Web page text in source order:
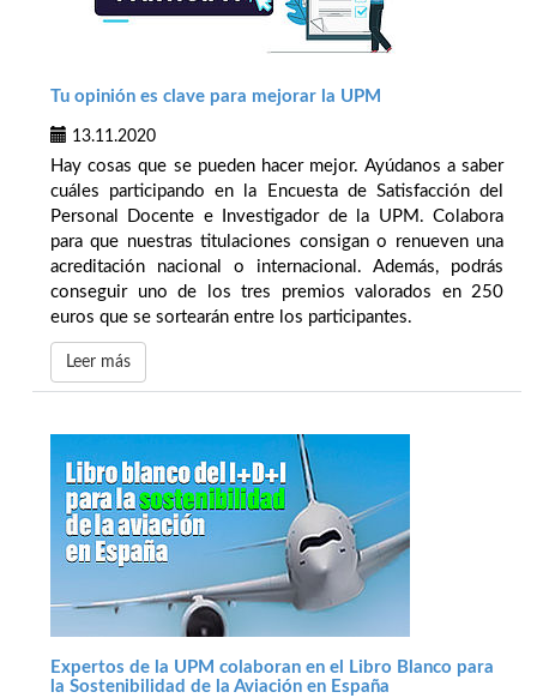
Tu opinión es clave para mejorar la UPM
13.11.2020
Hay cosas que se pueden hacer mejor. Ayúdanos a saber
cuáles participando en la Encuesta de Satisfacción del
Personal Docente e Investigador de la UPM. Colabora
para que nuestras titulaciones consigan o renueven una
acreditación nacional o internacional. Además, podrás
conseguir uno de los tres premios valorados en 250
euros que se sortearán entre los participantes.
Leer más
Expertos de la UPM colaboran en el Libro Blanco para
la Sostenibilidad de la Aviación en España